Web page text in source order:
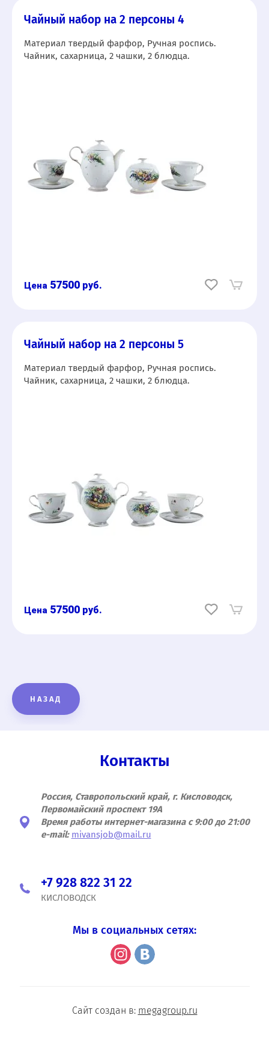
Чайный набор на 2 персоны 4
Материал твердый фарфор, Ручная роспись.
Чайник, сахарница, 2 чашки, 2 блюдца.
57500 руб.
Чайный набор на 2 персоны 5
Материал твердый фарфор, Ручная роспись.
Чайник, сахарница, 2 чашки, 2 блюдца.
57500 руб.
НАЗАД
Контакты
Россия, Ставропольский край, г. Кисловодск,
Первомайский проспект 19А
Время работы интернет-магазина с 9:00 до 21:00
e-mail: mivansjob@mail.ru
+7 928 822 31 22
КИСЛОВОДСК
Мы в социальных сетях:
Сайт создан в: megagroup.ru